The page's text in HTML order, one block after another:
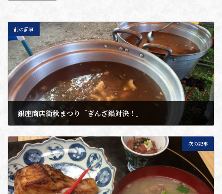
前の記事
銀座商店街秋まつり「ぎんざ鍋対決！」
次の記事